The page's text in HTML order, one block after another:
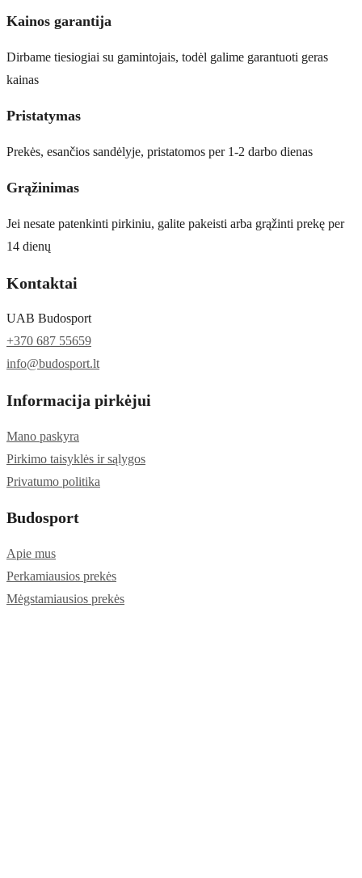
Kainos garantija
Dirbame tiesiogiai su gamintojais, todėl galime garantuoti geras
kainas
Pristatymas
Prekės, esančios sandėlyje, pristatomos per 1-2 darbo dienas
Grąžinimas
Jei nesate patenkinti pirkiniu, galite pakeisti arba grąžinti prekę per
14 dienų
Kontaktai
UAB Budosport
+370 687 55659
info@budosport.lt
Informacija pirkėjui
Mano paskyra
Pirkimo taisyklės ir sąlygos
Privatumo politika
Budosport
Apie mus
Perkamiausios prekės
Mėgstamiausios prekės